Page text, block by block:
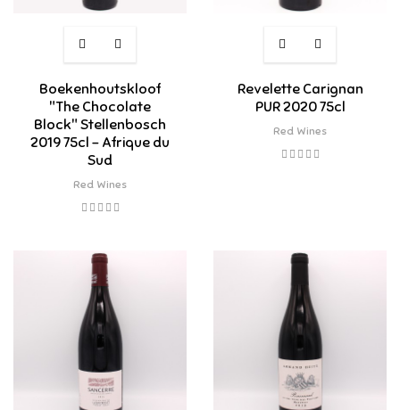
Boekenhoutskloof
"The Chocolate
Block" Stellenbosch
2019 75cl - Afrique du
Sud
Red Wines
Revelette Carignan
PUR 2020 75cl
Red Wines